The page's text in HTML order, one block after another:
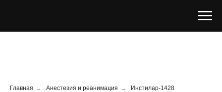
Главная → Анестезия и реанимация → Инстилар-1428